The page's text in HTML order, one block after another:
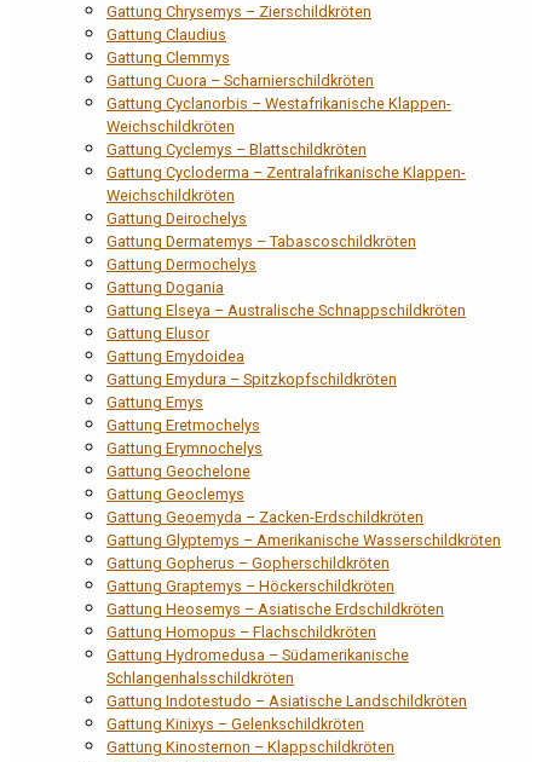
Gattung Chrysemys – Zierschildkröten
Gattung Claudius
Gattung Clemmys
Gattung Cuora – Scharnierschildkröten
Gattung Cyclanorbis – Westafrikanische Klappen-
Weichschildkröten
Gattung Cyclemys – Blattschildkröten
Gattung Cycloderma – Zentralafrikanische Klappen-
Weichschildkröten
Gattung Deirochelys
Gattung Dermatemys – Tabascoschildkröten
Gattung Dermochelys
Gattung Dogania
Gattung Elseya – Australische Schnappschildkröten
Gattung Elusor
Gattung Emydoidea
Gattung Emydura – Spitzkopfschildkröten
Gattung Emys
Gattung Eretmochelys
Gattung Erymnochelys
Gattung Geochelone
Gattung Geoclemys
Gattung Geoemyda – Zacken-Erdschildkröten
Gattung Glyptemys – Amerikanische Wasserschildkröten
Gattung Gopherus – Gopherschildkröten
Gattung Graptemys – Höckerschildkröten
Gattung Heosemys – Asiatische Erdschildkröten
Gattung Homopus – Flachschildkröten
Gattung Hydromedusa – Südamerikanische
Schlangenhalsschildkröten
Gattung Indotestudo – Asiatische Landschildkröten
Gattung Kinixys – Gelenkschildkröten
Gattung Kinosternon – Klappschildkröten